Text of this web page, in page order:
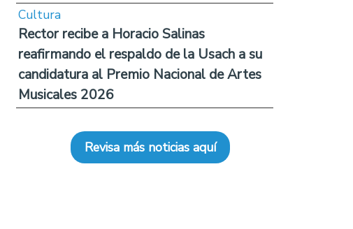
Cultura
Rector recibe a Horacio Salinas
reafirmando el respaldo de la Usach a su
candidatura al Premio Nacional de Artes
Musicales 2026
Revisa más noticias aquí